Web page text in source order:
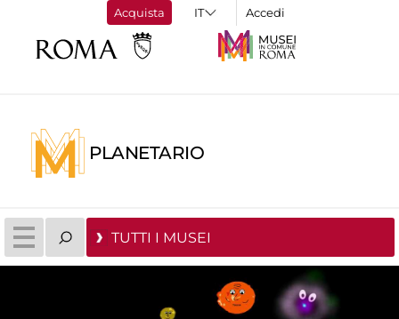
Acquista Accedi
PLANETARIO
TUTTI I MUSEI